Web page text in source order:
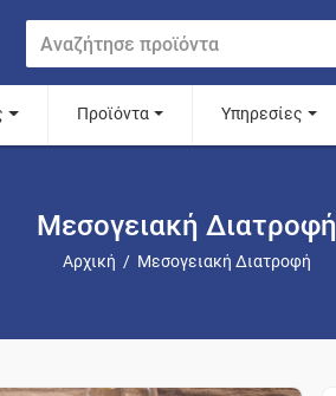
Προϊόντα Υπηρεσίες
Μεσογειακή Διατροφή
Αρχική / Μεσογειακή Διατροφή